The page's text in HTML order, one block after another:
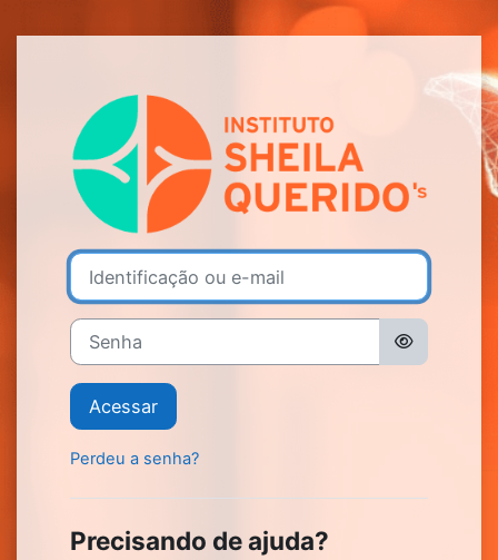
Acesso a
Identificação ou e-mail
Senha
Acessar
Perdeu a senha?
Precisando de ajuda?